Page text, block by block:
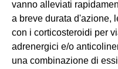
vanno alleviati
a breve durata d'azione,
con i corticosteroidi per
adrenergici e/o
una combinazione di